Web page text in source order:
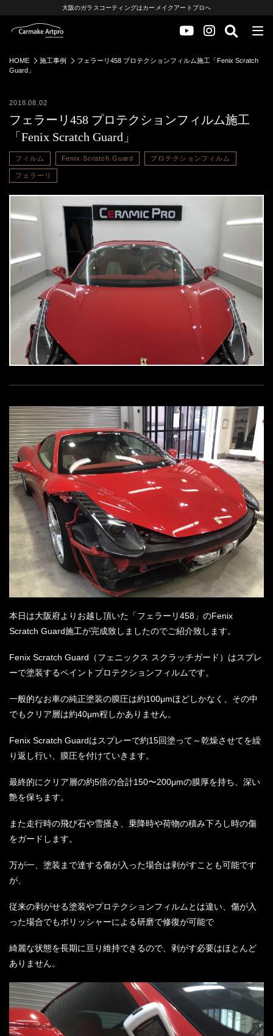
大阪のガラスコーティングはカーメイクアートプロへ
HOME 施工事例
フェラーリ458 プロテクションフィルム施工「Fenix Scratch
Guard」
2018.08.02
フェラーリ458 プロテクションフィルム施工
「Fenix Scratch Guard」
フィルム Fenix Scratch Guard プロテクションフィルム
フェラーリ
本日は大阪府よりお越し頂いた「フェラーリ458」のFenix
Scratch Guard施工が完成致しましたのでご紹介致します。
Fenix Scratch Guard（フェニックス スクラッチガード）はスプレ
ーで塗装するペイントプロテクションフィルムです。
一般的なお車の純正塗装の膜圧は約100μmほどしかなく、その中
でもクリア層は約40μm程しかありません。
Fenix Scratch Guardはスプレーで約15回塗って～乾燥させてを繰
り返し行い、膜圧を付けていきます。
最終的にクリア層の約5倍の合計150〜200μmの膜厚を持ち、深い
艶を保ちます。
また走行時の飛び石や雪掻き、乗降時や荷物の積み下ろし時の傷
をガードします。
万が一、塗装まで達する傷が入った場合は剥がすことも可能です
が、
従来の剥がせる塗装やプロテクションフィルムとは違い、傷が入
った場合でもポリッシャーによる研磨で修復が可能で
綺麗な状態を長期に亘り維持できるので、剥がす必要はほとんど
ありません。